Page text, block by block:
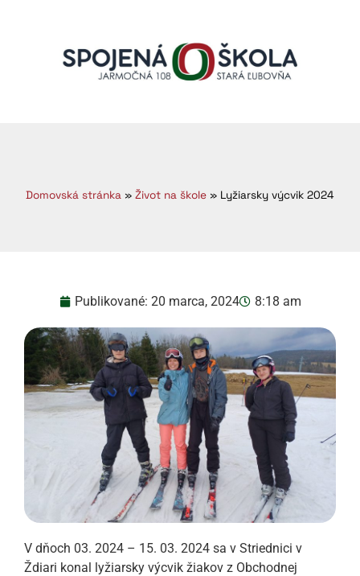
Domovská stránka » Život na škole » Lyžiarsky výcvik 2024
Publikované: 20 marca, 2024 8:18 am
V dňoch 03. 2024 – 15. 03. 2024 sa v Striednici v
Ždiari konal lyžiarsky výcvik žiakov z Obchodnej